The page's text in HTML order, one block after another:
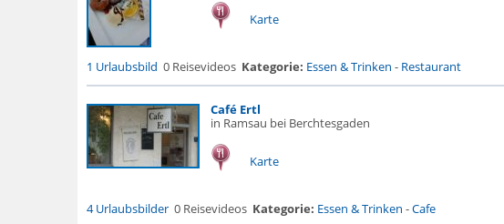
Karte
1 Urlaubsbild 0 Reisevideos Kategorie: Essen & Trinken - Restaurant
Café Ertl
in Ramsau bei Berchtesgaden
Karte
4 Urlaubsbilder 0 Reisevideos Kategorie: Essen & Trinken -Cafe